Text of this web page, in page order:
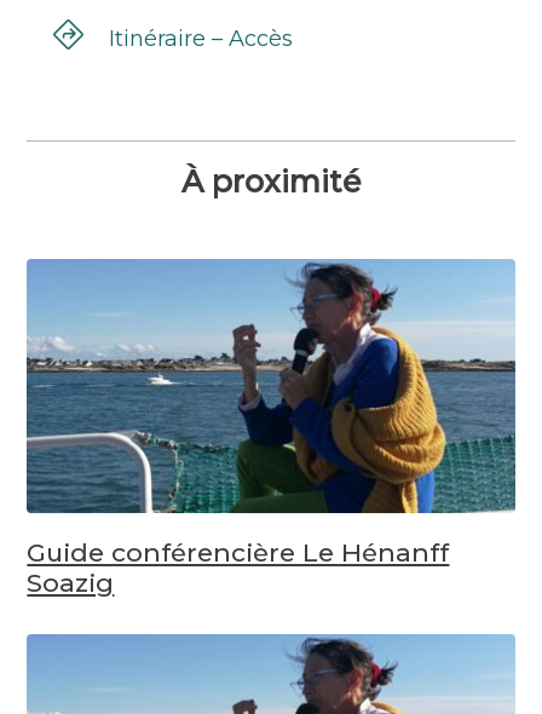
Itinéraire – Accès
À proximité
Guide conférencière Le Hénanff
Soazig